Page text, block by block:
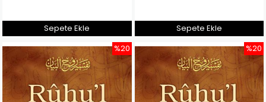
Sepete Ekle Sepete Ekle
%20 %20